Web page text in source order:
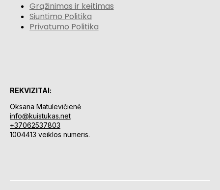
Grąžinimas ir keitimas
Siuntimo Politika
Privatumo Politika
REKVIZITAI:
Oksana Matulevičienė
info@kuistukas.net
+37062537803
1004413 veiklos numeris.